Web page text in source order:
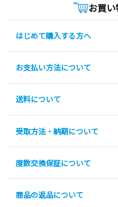
お買
はじめて購入する方へ
お支払い方法について
送料について
受取方法・納期について
度数交換保証について
商品の返品について